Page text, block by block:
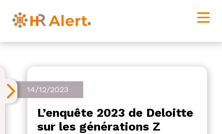
14/12/2023
L’enquête 2023 de Deloitte
sur les générations Z